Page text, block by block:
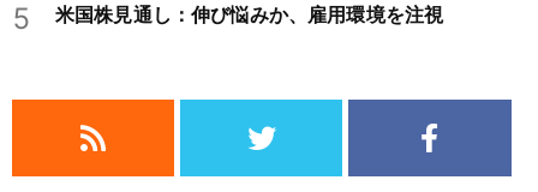
5 米国株見通し：伸び悩みか、雇用環境を注視